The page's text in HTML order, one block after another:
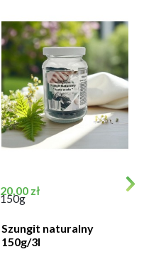
Cena
20,00 zł
150g
Szungit naturalny
150g/3l